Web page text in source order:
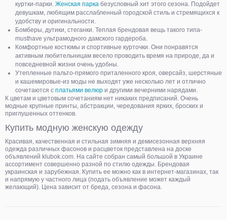
куртки-парки. Женская парка безусловный хит этого сезона. Подойдет
девушкам, любящим расслабленный городской стиль и стремящихся к
удобству и оригинальности.
Бомберы, дутики, стеганки. Теплая брендовая вещь такого типа-
musthave ультрамодного дамского гардероба.
Комфортные костюмы и спортивные курточки. Они понравятся
активным любительницам весело проводить время на природе, да и
повседневной жизни очень удобны.
Утепленные пальто-прямого приталенного кроя, оверсайз, шерстяные
и кашемировые-из моды не выходят уже несколько лет и отлично
сочетаются с платьями велюр и другими вечерними нарядами.
К цветам и цветовым сочетаниям нет никаких предписаний. Очень
модные крупные принты, абстракции, чередования ярких, броских и
приглушенных оттенков.
Купить модную женскую одежду
Красивая, качественная и стильная зимняя и демисезонная верхняя
одежда различных фасонов и расцветок представлена на доске
объявлений klubok.com. На сайте собран самый большой в Украине
ассортимент совершенно разной по стилю одежды. Брендовая
украинская и зарубежная. Купить ее можно как в интернет-магазинах, так
и напрямую у частного лица (подать объявление может каждый
желающий). Цена зависит от бреда, сезона и фасона.